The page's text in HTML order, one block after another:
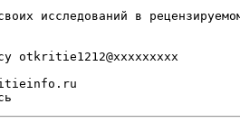
исследований в
otkritie1212@xxxxxxxxx